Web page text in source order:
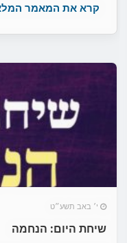
קרא את המאמר
י׳ באב תשע״ט
שיחת היום: הנחמה